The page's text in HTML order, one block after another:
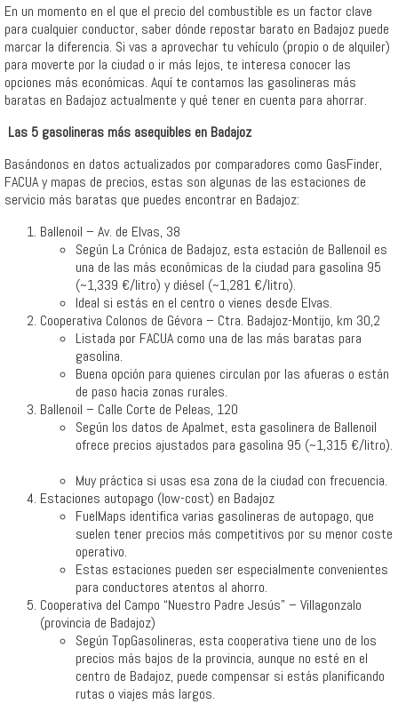
En un momento en el que el precio del combustible es un factor clave
para cualquier conductor, saber dónde repostar barato en Badajoz puede
marcar la diferencia. Si vas a aprovechar tu vehículo (propio o de alquiler)
para moverte por la ciudad o ir más lejos, te interesa conocer las
opciones más económicas. Aquí te contamos las gasolineras más
baratas en Badajoz actualmente y qué tener en cuenta para ahorrar.
️ Las 5 gasolineras más asequibles en Badajoz
Basándonos en datos actualizados por comparadores como GasFinder,
FACUA y mapas de precios, estas son algunas de las estaciones de
servicio más baratas que puedes encontrar en Badajoz:
Ballenoil – Av. de Elvas, 38
Según La Crónica de Badajoz, esta estación de Ballenoil es
una de las más económicas de la ciudad para gasolina 95
(~1,339 €/litro) y diésel (~1,281 €/litro).
Ideal si estás en el centro o vienes desde Elvas.
Cooperativa Colonos de Gévora – Ctra. Badajoz-Montijo, km 30,2
Listada por FACUA como una de las más baratas para
gasolina.
Buena opción para quienes circulan por las afueras o están
de paso hacia zonas rurales.
Ballenoil – Calle Corte de Peleas, 120
Según los datos de Apalmet, esta gasolinera de Ballenoil
ofrece precios ajustados para gasolina 95 (~1,315 €/litro).
Muy práctica si usas esa zona de la ciudad con frecuencia.
Estaciones autopago (low-cost) en Badajoz
FuelMaps identifica varias gasolineras de autopago, que
suelen tener precios más competitivos por su menor coste
operativo.
Estas estaciones pueden ser especialmente convenientes
para conductores atentos al ahorro.
Cooperativa del Campo “Nuestro Padre Jesús” – Villagonzalo
(provincia de Badajoz)
Según TopGasolineras, esta cooperativa tiene uno de los
precios más bajos de la provincia, aunque no esté en el
centro de Badajoz, puede compensar si estás planificando
rutas o viajes más largos.